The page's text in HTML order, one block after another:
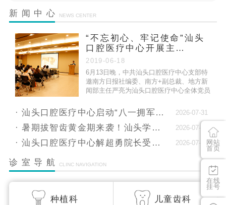
正…
汕头口腔医疗中心2025年端午假期门诊安排
关于汕头口腔医疗中心周边交通调整的公告
就诊更省心！4月起，汕头口腔医疗中心医生排班
全…
汕头口腔医疗中心2025年清明假期门诊安排
汕头口腔医疗中心严正声明：坚决谴责非法获
客，…
汕头口腔医疗中心2026春节假期门诊安排
汕头口腔医疗中心2025中秋国庆假期门诊安排
新闻中心 NEWS CENTER
“不忘初心、牢记使命”汕头
口腔医疗中心开展主…
2019-06-18
6月13日晚，中共汕头口腔医疗中心支部特
邀南方日报社编委、南方+副总裁、地方新
闻部主任严亮为汕头口腔医疗中心全体党员
汕头口腔医疗中心启动“八一拥军月”，献礼建军9… 2026-07-31
暑期拔智齿黄金期来袭！汕头学生专属舒适微创拔… 2026-07-10
汕头口腔医疗中心解超勇院长受邀出席士卓曼复杂… 2026-07-10
诊室导航 CLINC NAVIGATION
种植科 儿童齿科
网站
首页
在线
挂号